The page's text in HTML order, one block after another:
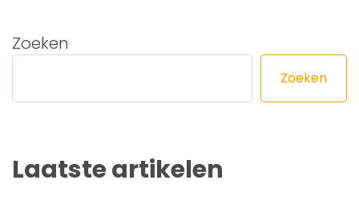
Zoeken
Zoeken
Laatste artikelen